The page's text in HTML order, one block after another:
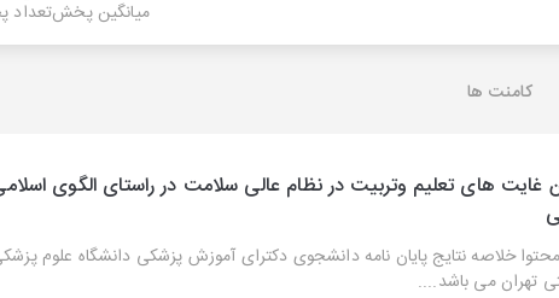
میانگین پخش
کامنت ها
غایت های تعلیم وتربیت در نظام عالی سلامت در راستای الگوی
خلاصه نتایج پایان نامه دانشجوی دکترای آموزش پزشکی دانشگاه علوم
تهران می باشد....